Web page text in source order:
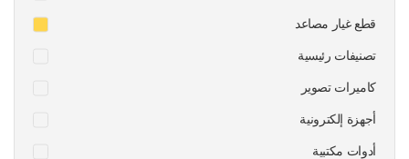
قطع غيار مصاعد
تصنيفات رئيسية
كاميرات تصوير
أجهزة إلكترونية
أدوات مكتبية